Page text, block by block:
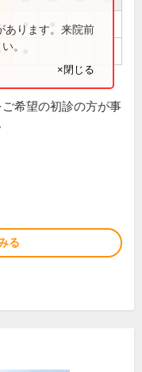
●
あります。来院前
。
×閉じる
ご希望の初診の方が事
る